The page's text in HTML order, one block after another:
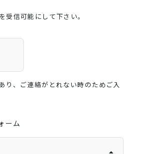
信可能にして下さい。
り、ご連絡がとれない時のためご入
ーム